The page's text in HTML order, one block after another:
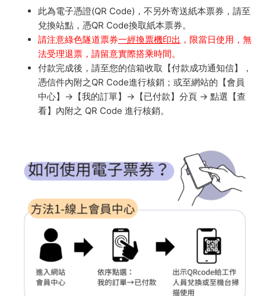
此為電子憑證(QR Code)，不另外寄送紙本票券，請至
兌換站點，憑QR Code換取紙本票券。
請注意綠色隧道票券一經換票機印出 ，限當日使用，無
法受理退票，請留意實際搭乘時間。
付款完成後，請至您的信箱收取【付款成功通知信】，
憑信件內附之QR Code進行核銷；或至網站的【會員
中心】→【我的訂單】→【已付款】分頁 → 點選【查
看】內附之 QR Code 進行核銷。